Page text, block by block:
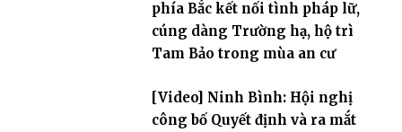
phía Bắc kết nối tình pháp lữ,
cúng dàng Trường hạ, hộ trì
Tam Bảo trong mùa an cư
[Video] Ninh Bình: Hội nghị
công bố Quyết định và ra mắt